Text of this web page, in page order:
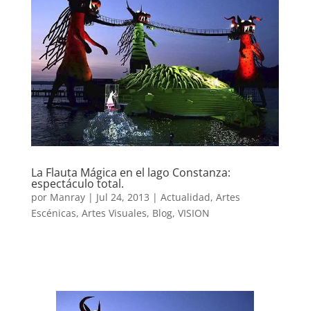
La Flauta Mágica en el lago Constanza:
espectáculo total.
por Manray| Jul 24, 2013 | Actualidad, Artes
Escénicas, Artes Visuales, Blog, VISION